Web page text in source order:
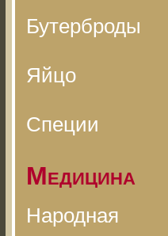
Бутерброды
Яйцо
Специи
Медицина
Народная